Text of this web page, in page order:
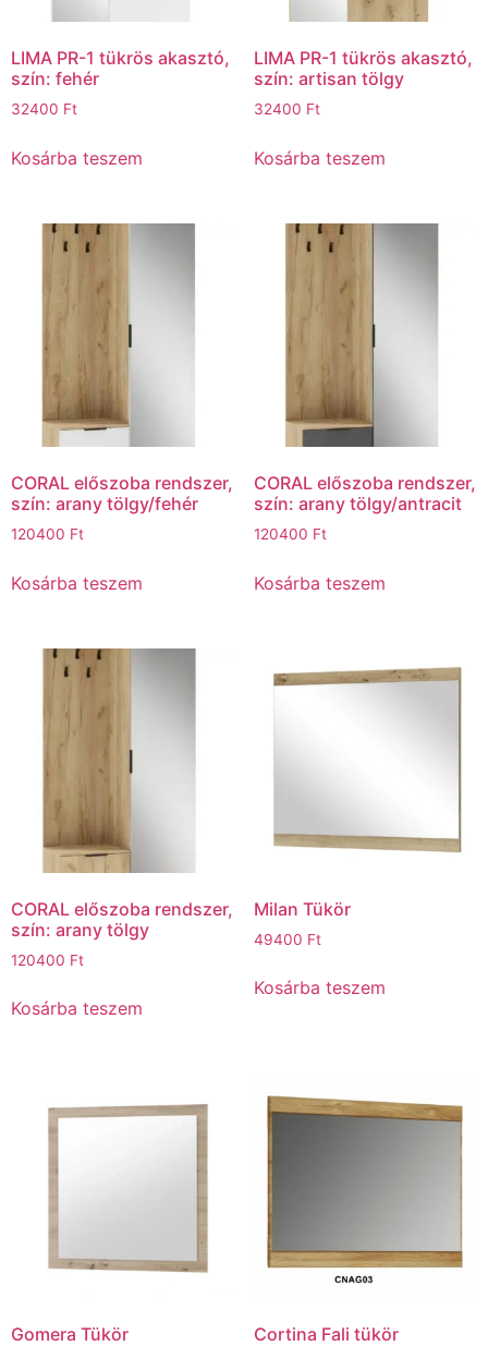
LIMA PR-1 tükrös akasztó,
szín: fehér
32400 Ft
Kosárba teszem
LIMA PR-1 tükrös akasztó,
szín: artisan tölgy
32400 Ft
Kosárba teszem
CORAL előszoba rendszer,
szín: arany tölgy/fehér
120400 Ft
Kosárba teszem
CORAL előszoba rendszer,
szín: arany tölgy/antracit
120400 Ft
Kosárba teszem
CORAL előszoba rendszer,
szín: arany tölgy
120400 Ft
Kosárba teszem
Milan Tükör
49400 Ft
Kosárba teszem
Gomera Tükör Cortina Fali tükör